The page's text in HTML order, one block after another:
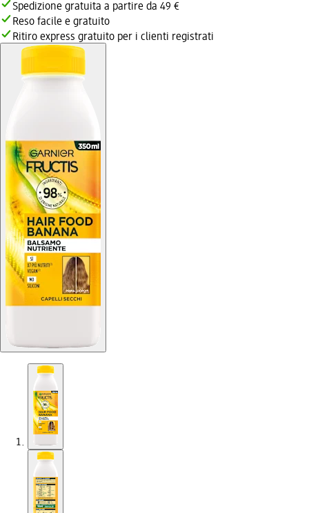
Spedizione gratuita a partire da 49 €
Reso facile e gratuito
Ritiro express gratuito per i clienti registrati